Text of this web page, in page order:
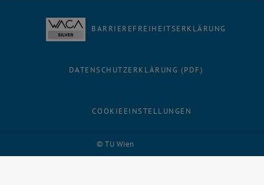
© TU Wien
BARRIEREFREIHEITSERKLÄRUNG
DATENSCHUTZERKLÄRUNG (PDF)
COOKIEEINSTELLUNGEN